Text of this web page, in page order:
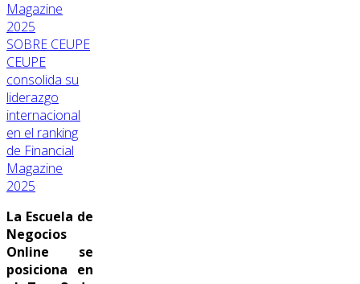
SOBRE CEUPE
CEUPE
consolida su
liderazgo
internacional
en el ranking
de Financial
Magazine
2025
La Escuela de
Negocios
Online se
posiciona en